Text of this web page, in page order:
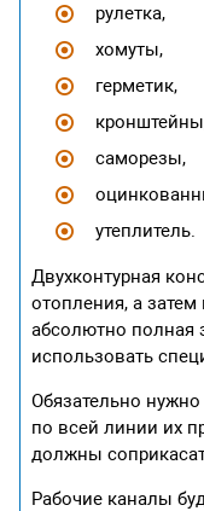
рулетка,
хомуты,
герметик,
саморезы,
утеплитель.
Двухконтурная
отопления, а
абсолютно полная
использовать
Обязательно
по всей линии их
должны
Рабочие каналы